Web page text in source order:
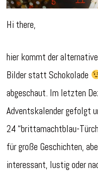
Hi there,
hier kommt der
Bilder statt Schokolade
abgeschaut. Im letzten
Adventskalender gefolgt
24 “brittamachtblau-
für große Geschichten,
interessant, lustig oder